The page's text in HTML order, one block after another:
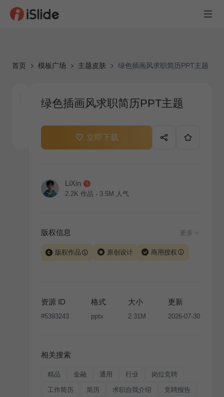
首页 模板广场 主题皮肤 绿色插画风求职简历PPT主题
绿色插画风求职简历PPT主题
立即下载
LiXin
2.2K 作品 3.5M 人气
版权信息 更多
版权作品 原创设计 商用授权
版权声明
条款，禁止任何形式的转让、出售或出租，未
经投权许可任何人不得擅自转载和分发，否则将接照我
资源 ID
#5393243
格式
pptx
大小
2.31M
更新
2026-07-30
相关搜索
精品 金融 通用 行业 岗位竞聘
工作简历 简历 求职自我介绍 竞聘报告